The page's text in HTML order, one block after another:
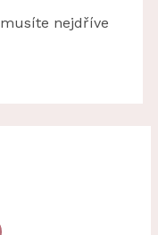
nejdříve